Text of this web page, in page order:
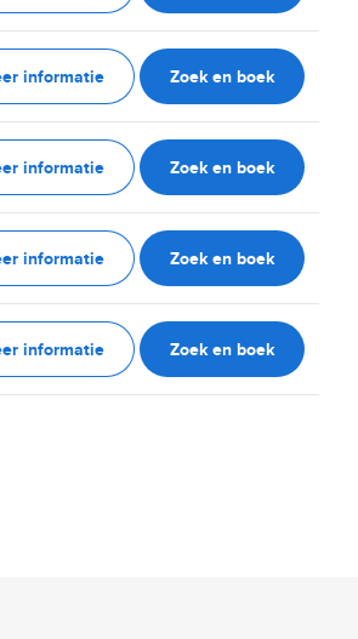
informatie Zoek en boek
informatie Zoek en boek
informatie Zoek en boek
informatie Zoek en boek